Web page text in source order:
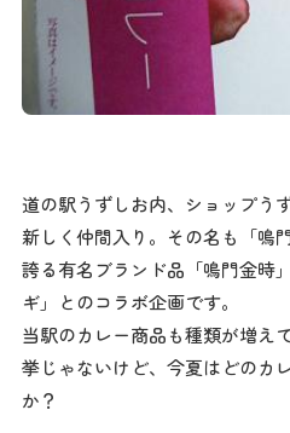
道の駅うずしお内、ショップう
新しく仲間入り。その名も「鳴
誇る有名ブランド品「鳴門金時
ギ」とのコラボ企画です。
当駅のカレー商品も種類が増え
挙じゃないけど、今夏はどのカ
か？